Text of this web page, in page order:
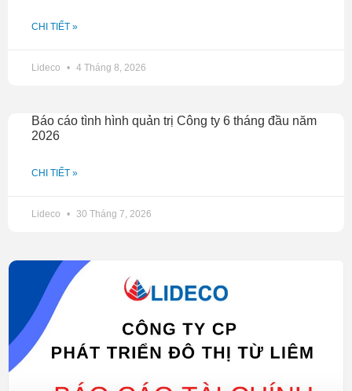
CHI TIẾT »
Lideco 4 Tháng 8, 2026
Báo cáo tình hình quản trị Công ty 6 tháng đầu năm
2026
CHI TIẾT »
Lideco 30 Tháng 7, 2026